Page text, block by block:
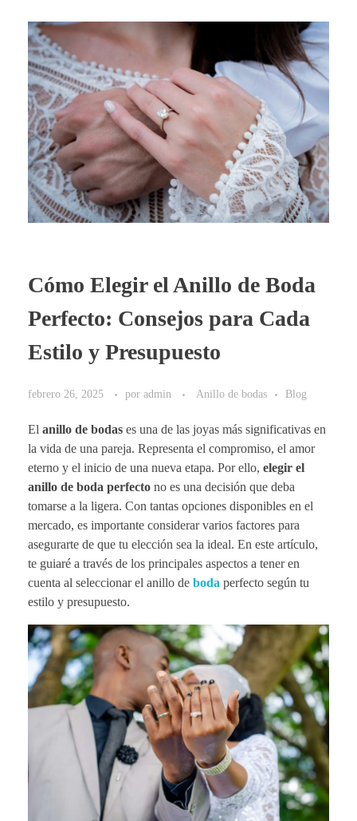
Cómo Elegir el Anillo de Boda
Perfecto: Consejos para Cada
Estilo y Presupuesto
febrero 26, 2025 por admin Anillo de bodas Blog
El anillo de bodas es una de las joyas más significativas en
la vida de una pareja. Representa el compromiso, el amor
eterno y el inicio de una nueva etapa. Por ello, elegir el
anillo de boda perfecto no es una decisión que deba
tomarse a la ligera. Con tantas opciones disponibles en el
mercado, es importante considerar varios factores para
asegurarte de que tu elección sea la ideal. En este artículo,
te guiaré a través de los principales aspectos a tener en
cuenta al seleccionar el anillo de boda perfecto según tu
estilo y presupuesto.